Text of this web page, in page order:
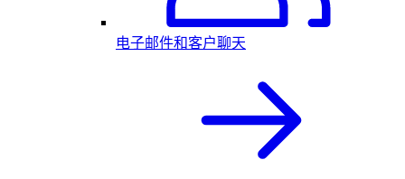
电子邮件和客户聊天